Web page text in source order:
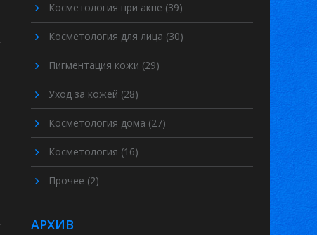
Косметология при акне (39)
Косметология для лица (30)
Пигментация кожи (29)
Уход за кожей (28)
Косметология дома (27)
Косметология (16)
Прочее (2)
АРХИВ